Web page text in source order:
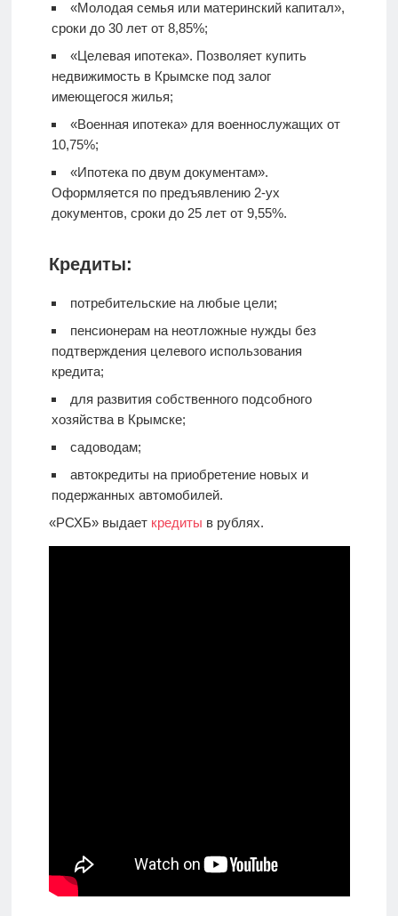
«Молодая семья или материнский капитал»,
сроки до 30 лет от 8,85%;
«Целевая ипотека». Позволяет купить
недвижимость в Крымске под залог
имеющегося жилья;
«Военная ипотека» для военнослужащих от
10,75%;
«Ипотека по двум документам».
Оформляется по предъявлению 2-ух
документов, сроки до 25 лет от 9,55%.
Кредиты:
потребительские на любые цели;
пенсионерам на неотложные нужды без
подтверждения целевого использования
кредита;
для развития собственного подсобного
хозяйства в Крымске;
садоводам;
автокредиты на приобретение новых и
подержанных автомобилей.
«РСХБ» выдает кредиты в рублях.